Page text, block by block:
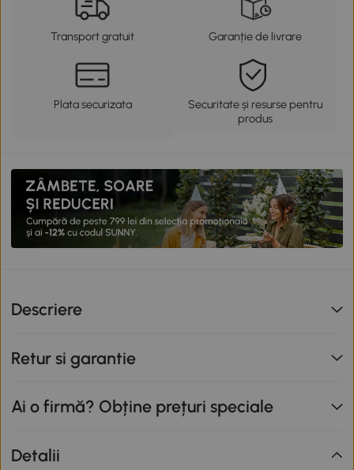
Transport gratuit Garanție de livrare
Plata securizata
Securitate și resurse pentru
produs
Descriere
Retur si garantie
Ai o firmă? Obține prețuri speciale
Detalii